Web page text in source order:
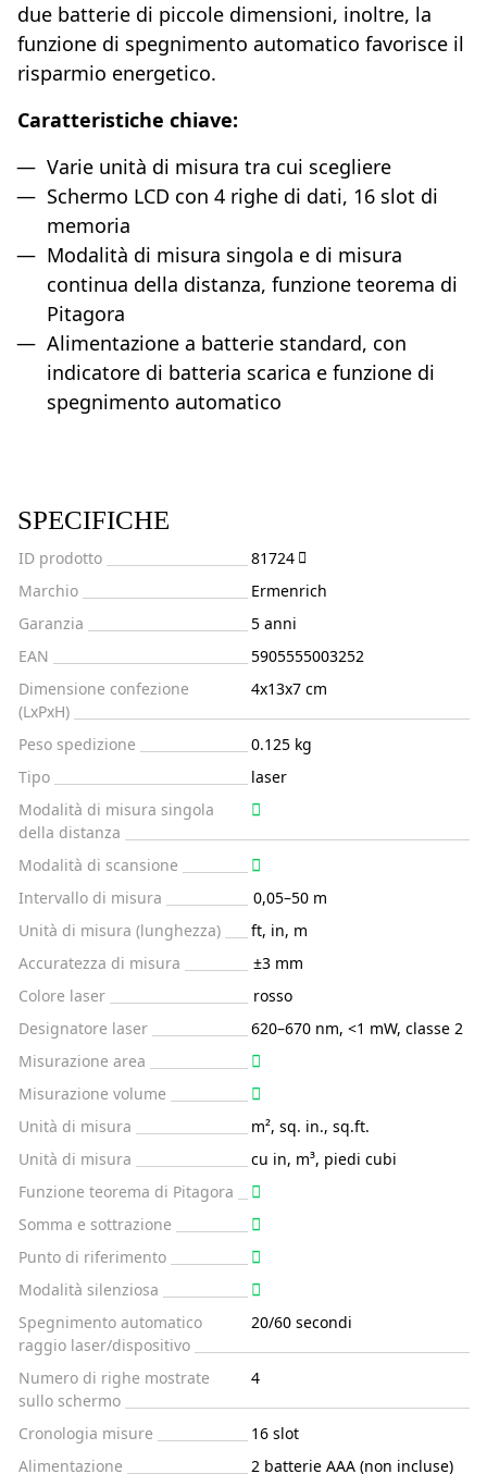
due batterie di piccole dimensioni, inoltre, la
funzione di spegnimento automatico favorisce il
risparmio energetico.
Caratteristiche chiave:
Varie unità di misura tra cui scegliere
Schermo LCD con 4 righe di dati, 16 slot di
memoria
Modalità di misura singola e di misura
continua della distanza, funzione teorema di
Pitagora
Alimentazione a batterie standard, con
indicatore di batteria scarica e funzione di
spegnimento automatico
SPECIFICHE
ID prodotto
81724
Marchio
Ermenrich
Garanzia
5 anni
EAN
5905555003252
Dimensione confezione
(LxPxH)
4x13x7 cm
Peso spedizione
0.125 kg
Tipo
laser
Modalità di misura singola
della distanza
Modalità di scansione
Intervallo di misura
0,05–50 m
Unità di misura (lunghezza)
ft, in, m
Accuratezza di misura
±3 mm
Colore laser
rosso
Designatore laser
620–670 nm, <1 mW, classe 2
Misurazione area
Misurazione volume
Unità di misura
m², sq. in., sq.ft.
Unità di misura
cu in, m³, piedi cubi
Funzione teorema di Pitagora
Somma e sottrazione
Punto di riferimento
Modalità silenziosa
Spegnimento automatico
raggio laser/dispositivo
20/60 secondi
Numero di righe mostrate
sullo schermo
4
Cronologia misure
16 slot
Alimentazione
2 batterie AAA (non incluse)